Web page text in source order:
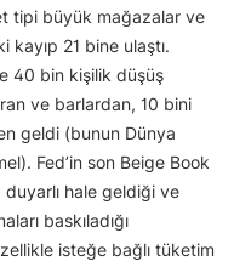
tipi büyük mağazalar ve
21 bine ulaştı.
40 bin kişilik düşüş
ve barlardan, 10 bini
geldi (bunun Dünya
Fed’in son Beige Book
hale geldiği ve
baskıladığı
isteğe bağlı tüketim